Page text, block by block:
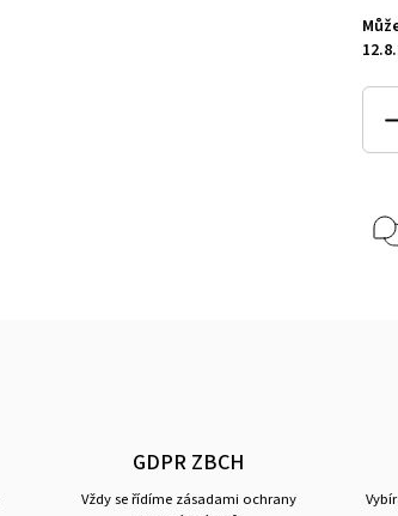
GDPR ZBCH
Vždy se řídíme zásadami ochrany